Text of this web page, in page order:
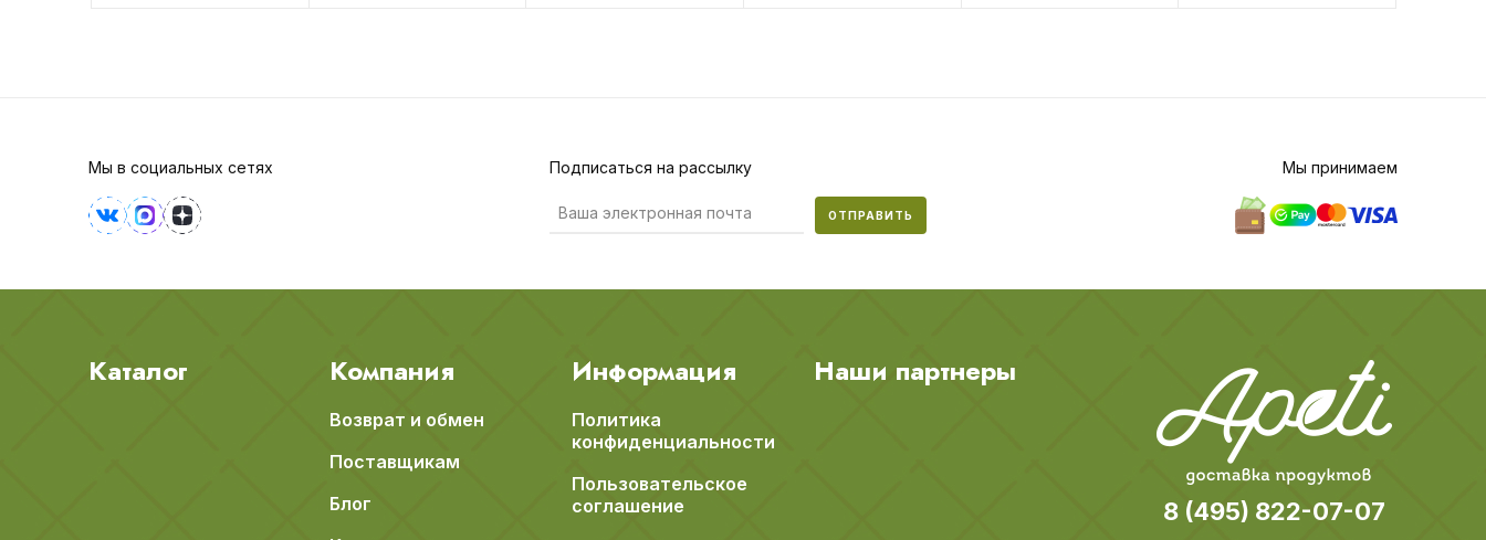
Мы в социальных сетях Подписаться на рассылку
ОТПРАВИТЬ
Мы принимаем
Каталог Компания
Возврат и обмен
Поставщикам
Блог
Информация
Политика
конфиденциальности
Пользовательское
соглашение
Наши партнеры
8 (495) 822-07-07